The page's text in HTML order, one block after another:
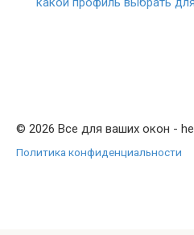
© 2026 Все для ваших окон -
Политика конфиденциальности